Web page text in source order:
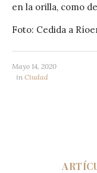
en la orilla, como
Foto: Cedida a
Mayo 14, 2020
in Ciudad